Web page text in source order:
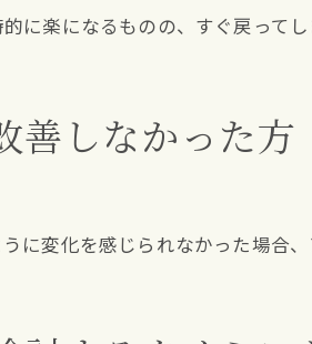
に楽になるものの、すぐ戻って
善しなかった方
に変化を感じられなかった場合